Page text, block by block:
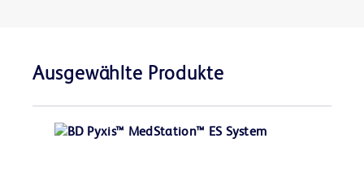
Ausgewählte Produkte